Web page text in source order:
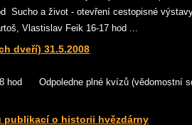
Sucho a život - otevření cestopisné
Vlastislav Feik 16-17 hod ...
dveří) 31.5.2008
Odpoledne plné kvízů (vědomostní
publikací o historii hvězdárny